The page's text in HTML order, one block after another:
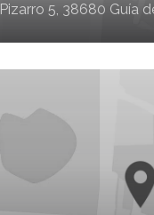
Pizarro 5, 38680 Guía